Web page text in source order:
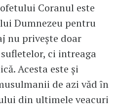
Coranul este
Dumnezeu pentru
nu priveşte doar
ci intreaga
Acesta este şi
de azi văd ȋn
din ultimele veacuri